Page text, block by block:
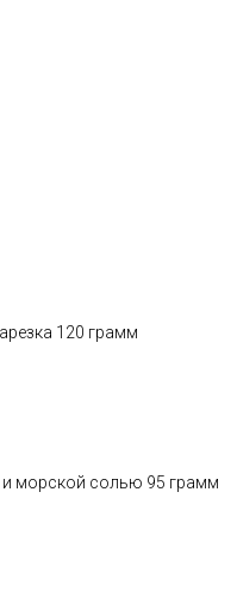
120 грамм
морской солью 95 грамм